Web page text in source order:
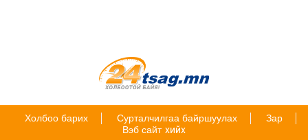
Холбоо барих Сурталчилгаа байршуулах
Зар
Вэб сайт хийх